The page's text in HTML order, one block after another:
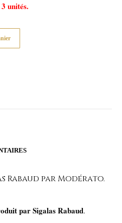
unités.
Rabaud par Modérato.
par Sigalas Rabaud.